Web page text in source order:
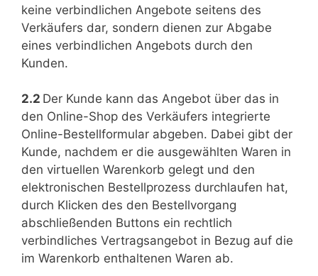
keine verbindlichen Angebote seitens des
Verkäufers dar, sondern dienen zur Abgabe
eines verbindlichen Angebots durch den
Kunden.
2.2 Der Kunde kann das Angebot über das in
den Online-Shop des Verkäufers integrierte
Online-Bestellformular abgeben. Dabei gibt der
Kunde, nachdem er die ausgewählten Waren in
den virtuellen Warenkorb gelegt und den
elektronischen Bestellprozess durchlaufen hat,
durch Klicken des den Bestellvorgang
abschließenden Buttons ein rechtlich
verbindliches Vertragsangebot in Bezug auf die
im Warenkorb enthaltenen Waren ab.